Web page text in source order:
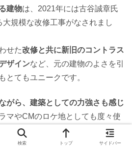
建物は、2021年には古谷誠章氏
規模な改修工事がなされまし
せた改修と共に新旧のコントラス
ザインなど、元の建物のよさを引
とてもユニークです。
がら、建築としての力強さも感じ
マやCMのロケ地としても度々使
的な存在となっています。
検索 トップ サイドバー